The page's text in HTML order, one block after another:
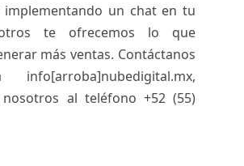
implementando un chat en tu
te ofrecemos lo que
más ventas. Contáctanos
al teléfono +52 (55)